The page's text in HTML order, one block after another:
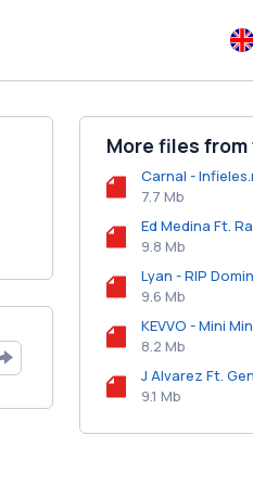
More files
Carnal -
7.7 Mb
9.8 Mb
Lyan - RIP
9.6 Mb
KEVVO - Mini
8.2 Mb
9.1 Mb